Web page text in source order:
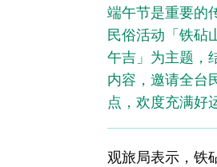
端午节是重要的
民俗活动「铁砧
午吉」为主题，
内容，邀请全台
点，欢度充满好
观旅局表示，铁